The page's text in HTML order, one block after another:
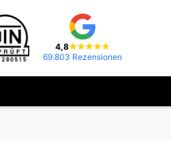
4,8
69.803 Rezensionen